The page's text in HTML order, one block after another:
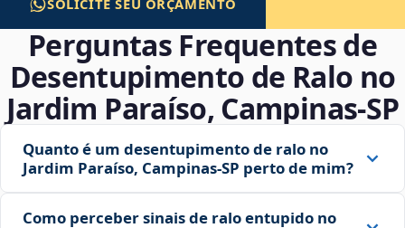
SOLICITE SEU ORÇAMENTO
Perguntas Frequentes de
Desentupimento de Ralo no
Jardim Paraíso, Campinas‑SP
Quanto é um desentupimento de ralo no
Jardim Paraíso, Campinas‑SP perto de mim?
Como perceber sinais de ralo entupido no